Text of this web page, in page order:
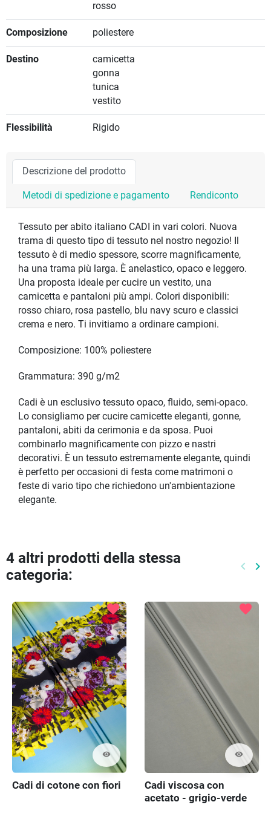
rosso
Composizione poliestere
Destino
camicetta
gonna
tunica
vestito
Flessibilità Rigido
Descrizione del prodotto
Metodi di spedizione e pagamento Rendiconto
Tessuto per abito italiano CADI in vari colori. Nuova
trama di questo tipo di tessuto nel nostro negozio! Il
tessuto è di medio spessore, scorre magnificamente,
ha una trama più larga. È anelastico, opaco e leggero.
Una proposta ideale per cucire un vestito, una
camicetta e pantaloni più ampi. Colori disponibili:
rosso chiaro, rosa pastello, blu navy scuro e classici
crema e nero. Ti invitiamo a ordinare campioni.
Composizione: 100% poliestere
Grammatura: 390 g/m2
Cadi è un esclusivo tessuto opaco, fluido, semi-opaco.
Lo consigliamo per cucire camicette eleganti, gonne,
pantaloni, abiti da cerimonia e da sposa. Puoi
combinarlo magnificamente con pizzo e nastri
decorativi. È un tessuto estremamente elegante, quindi
è perfetto per occasioni di festa come matrimoni o
feste di vario tipo che richiedono un'ambientazione
elegante.
4 altri prodotti della stessa
categoria:
keyboard_arrow_left keyboard_arrow_right
visibility
favorite
Cadi di cotone con fiori
visibility
favorite
Cadi viscosa con
acetato - grigio-verde